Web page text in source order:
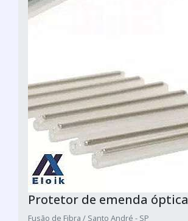
Protetor de emenda óptica
Fusão de Fibra / Santo André - SP